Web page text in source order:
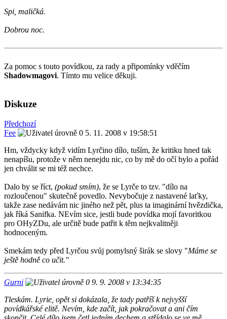
Spi, maličká.
Dobrou noc.
Za pomoc s touto povídkou, za rady a připomínky vděčím
Shadowmagovi. Tímto mu velice děkuji.
Diskuze
Předchozí
Fee
5. 11. 2008 v 19:58:51
Hm, vždycky když vidím Lyrčino dílo, tuším, že kritiku hned tak
nenapíšu, protože v něm nenejdu nic, co by mě do očí bylo a pořád
jen chválit se mi též nechce.
Dalo by se říct, (pokud smím), že se Lyrče to tzv. "dílo na
rozloučenou" skutečně povedlo. Nevybočuje z nastavené laťky,
takže zase nedávám nic jiného než pět, plus ta imaginární hvězdička,
jak říká Sanifka. NEvím sice, jestli bude povídka mojí favoritkou
pro OHyZDu, ale určitě bude patřit k těm nejkvalitněji
hodnoceným.
Smekám tedy před Lyrčou svůj pomylsný širák se slovy "Máme se
ještě hodně co učit."
Gurni
9. 9. 2008 v 13:34:35
Tleskám. Lyrie, opět si dokázala, že tady patříš k nejvyšší
povídkářské elitě. Nevím, kde začít, jak pokračovat a ani čím